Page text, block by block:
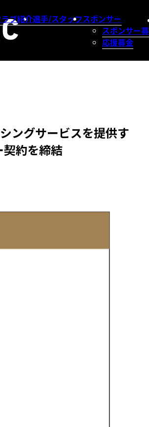
ブ紹介選手/スタッフスポンサー
スポンサー
応援募金
ングサービスを提供す
約を締結